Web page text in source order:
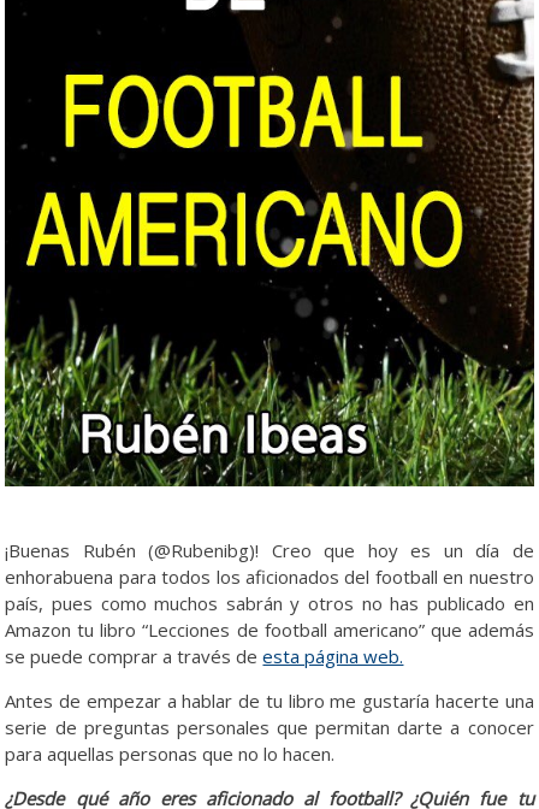
¡Buenas Rubén (@Rubenibg)! Creo que hoy es un día de
enhorabuena para todos los aficionados del football en nuestro
país, pues como muchos sabrán y otros no has publicado en
Amazon tu libro “Lecciones de football americano” que además
se puede comprar a través deesta página web.
Antes de empezar a hablar de tu libro me gustaría hacerte una
serie de preguntas personales que permitan darte a conocer
para aquellas personas que no lo hacen.
¿Desde qué año eres aficionado al football? ¿Quién fue tu